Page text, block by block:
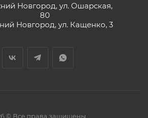
Новгород, ул. Ошарская,
80
Новгород, ул. Кащенко, 3
© Все права защищены